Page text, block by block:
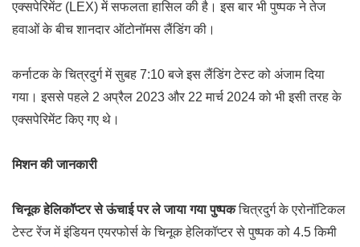
एक्सपेरिमेंट (LEX) में सफलता हासिल की है। इस बार भी पुष्पक ने तेज
हवाओं के बीच शानदार ऑटोनॉमस लैंडिंग की।
कर्नाटक के चित्रदुर्ग में सुबह 7:10 बजे इस लैंडिंग टेस्ट को अंजाम दिया
गया। इससे पहले 2 अप्रैल 2023 और 22 मार्च 2024 को भी इसी तरह के
एक्सपेरिमेंट किए गए थे।
मिशन की जानकारी
चिनूक हेलिकॉप्टर से ऊंचाई पर ले जाया गया पुष्पकचित्रदुर्ग के एरोनॉटिकल
टेस्ट रेंज में इंडियन एयरफोर्स के चिनूक हेलिकॉप्टर से पुष्पक को 4.5 किमी